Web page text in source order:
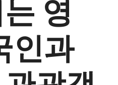
영
인과